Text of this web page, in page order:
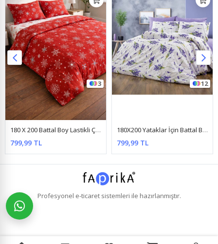
3
180 X 200 Battal Boy Lastikli Çarşaf Kar Desen Nevresim Takımı Kırmızı
799,99 TL
12
180X200 Yataklar İçin Battal Boy Nevresim Takımı ( Çarşafı Lastikli ) Mor Lavanta
799,99 TL
Profesyonel e-ticaretsistemleri ile hazırlanmıştır.